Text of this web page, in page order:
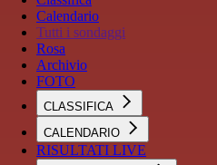
Calendario
Tutti i sondaggi
Rosa
Archivio
FOTO
CLASSIFICA
CALENDARIO
RISULTATI LIVE